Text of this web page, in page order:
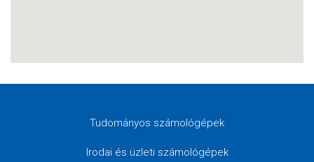
Tudományos számológépek
Irodai és üzleti számológépek